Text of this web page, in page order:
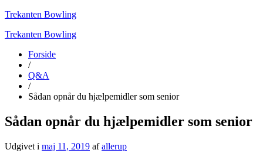
Trekanten Bowling
Trekanten Bowling
Forside
/
Q&A
/
Sådan opnår du hjælpemidler som senior
Sådan opnår du hjælpemidler som senior
Udgivet i maj 11, 2019 afallerup